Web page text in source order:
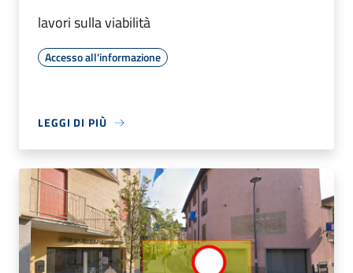
lavori sulla viabilità
Accesso all'informazione
LEGGI DI PIÙ